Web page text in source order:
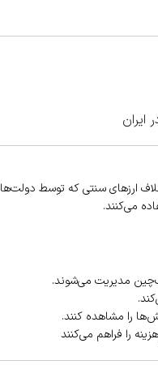
ارزهای سنتی که توسط
مدیریت می‌شوند.
را مشاهده کنند.
را فراهم می‌کنند